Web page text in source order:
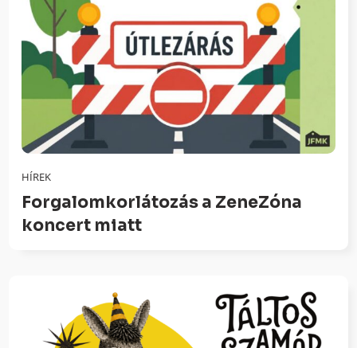
HÍREK
Forgalomkorlátozás a ZeneZóna
koncert miatt